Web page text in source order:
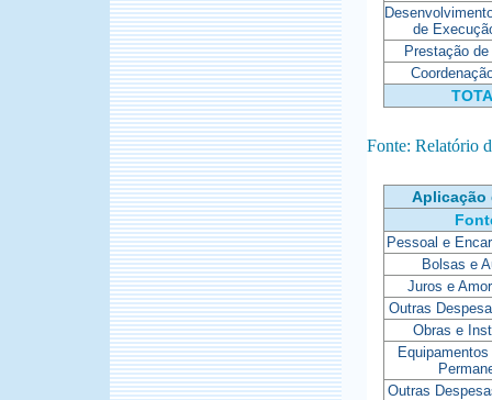
de
Prestação
Fonte: Relatório
Aplicação
Pessoal e
Bolsas e
Juros e
Outras
Obras e
Outras